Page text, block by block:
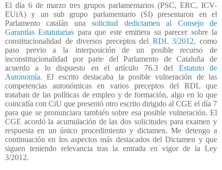
El día 6 de marzo tres grupos parlamentarios (PSC, ERC, ICV-
EUiA) y un sub grupo parlamentario (SI) presentaron en el
Parlamento catalán unasolicitud dedictamen al Consejo de
Garantías Estatutarias para que este emitiera su parecer sobre la
constitucionalidad de diversos preceptos del RDL 3/2012, como
paso previo a la interposición de un posible recurso de
inconstitucionalidad por parte del Parlamento de Cataluña de
acuerdo a lo dispuesto en el artículo 76.3 del Estatuto de
Autonomía.El escrito destacaba la posible vulneración de las
competencias autonómicas en varios preceptos del RDL que
trataban de las políticas de empleo y de formación, algo en lo que
coincidía con CiU que presentó otro escrito dirigido al CGE el día 7
para que se pronunciara también sobre esa posible vulneración. El
CGE acordó la acumulación de las dos solicitudes para examen y
respuesta en un único procedimiento y dictamen. Me detengo a
continuación en los aspectos más destacados del Dictamen y que
siguen teniendo relevancia tras la entrada en vigor de la Ley
3/2012.